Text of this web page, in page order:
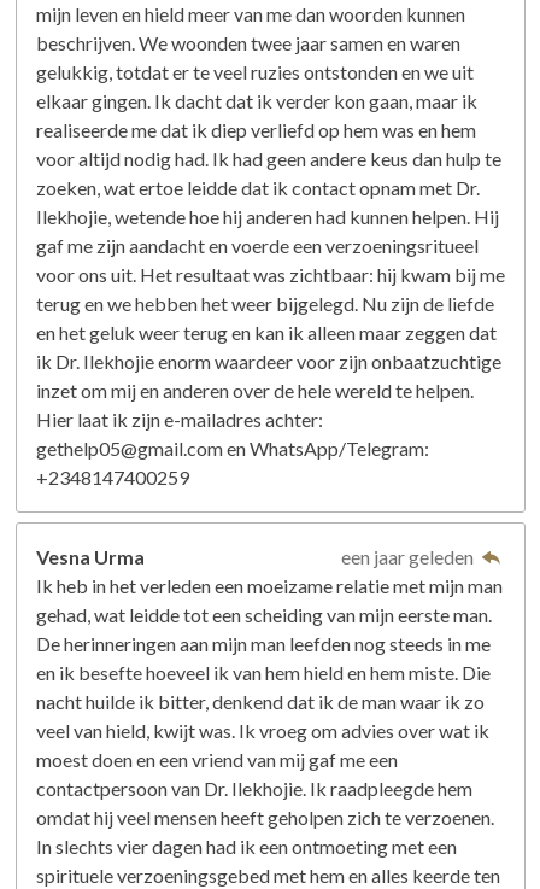
mijn leven en hield meer van me dan woorden kunnen
beschrijven. We woonden twee jaar samen en waren
gelukkig, totdat er te veel ruzies ontstonden en we uit
elkaar gingen. Ik dacht dat ik verder kon gaan, maar ik
realiseerde me dat ik diep verliefd op hem was en hem
voor altijd nodig had. Ik had geen andere keus dan hulp te
zoeken, wat ertoe leidde dat ik contact opnam met Dr.
Ilekhojie, wetende hoe hij anderen had kunnen helpen. Hij
gaf me zijn aandacht en voerde een verzoeningsritueel
voor ons uit. Het resultaat was zichtbaar: hij kwam bij me
terug en we hebben het weer bijgelegd. Nu zijn de liefde
en het geluk weer terug en kan ik alleen maar zeggen dat
ik Dr. Ilekhojie enorm waardeer voor zijn onbaatzuchtige
inzet om mij en anderen over de hele wereld te helpen.
Hier laat ik zijn e-mailadres achter:
gethelp05@gmail.com en WhatsApp/Telegram:
+2348147400259
Vesna Urma
een jaar geleden
Ik heb in het verleden een moeizame relatie met mijn man
gehad, wat leidde tot een scheiding van mijn eerste man.
De herinneringen aan mijn man leefden nog steeds in me
en ik besefte hoeveel ik van hem hield en hem miste. Die
nacht huilde ik bitter, denkend dat ik de man waar ik zo
veel van hield, kwijt was. Ik vroeg om advies over wat ik
moest doen en een vriend van mij gaf me een
contactpersoon van Dr. Ilekhojie. Ik raadpleegde hem
omdat hij veel mensen heeft geholpen zich te verzoenen.
In slechts vier dagen had ik een ontmoeting met een
spirituele verzoeningsgebed met hem en alles keerde ten